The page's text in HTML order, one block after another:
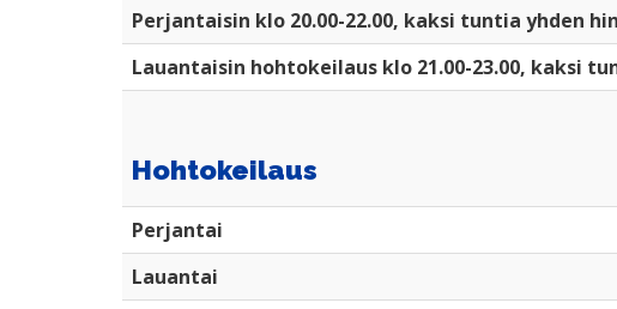
Perjantaisin klo 20.00-22.00, kaksi tuntia yhden
Lauantaisin hohtokeilaus klo 21.00-23.00, kaksi
Hohtokeilaus
Perjantai
Lauantai